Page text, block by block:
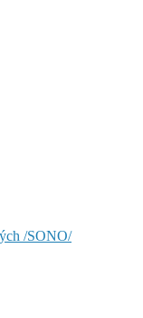
/SONO/